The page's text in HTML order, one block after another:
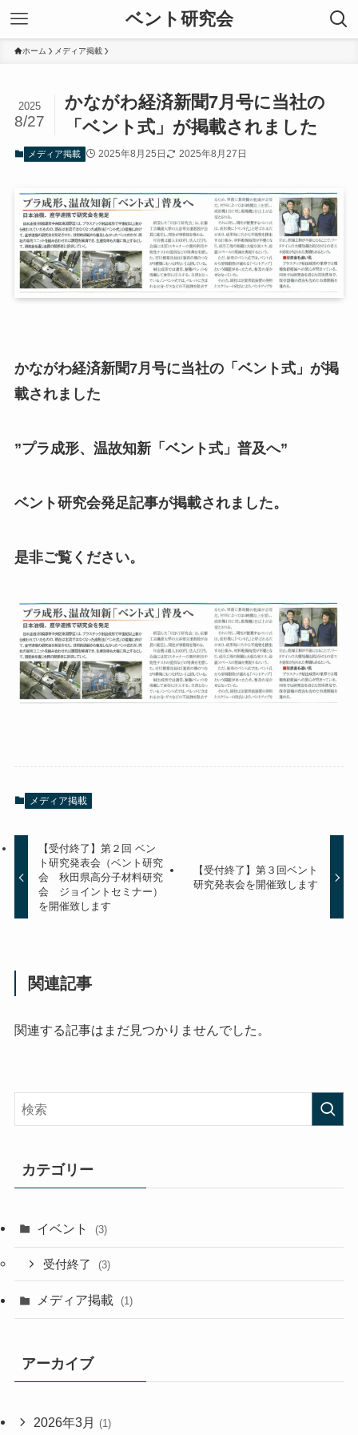
ベント研究会
ホーム メディア掲載
かながわ経済新聞7月号に当社の
「ベント式」が掲載されました
2025
8/27
メディア掲載 2025年8月25日 2025年8月27日
かながわ経済新聞7月号に当社の「ベント式」が掲
載されました
”プラ成形、温故知新「ベント式」普及へ”
ベント研究会発足記事が掲載されました。
是非ご覧ください。
メディア掲載
【受付終了】第２回 ベン
ト研究発表会（ベント研究
会 秋田県高分子材料研究
会 ジョイントセミナー）
を開催致します
【受付終了】第３回ベント
研究発表会を開催致します
関連記事
関連する記事はまだ見つかりませんでした。
カテゴリー
イベント (3)
受付終了 (3)
メディア掲載 (1)
アーカイブ
2026年3月 (1)